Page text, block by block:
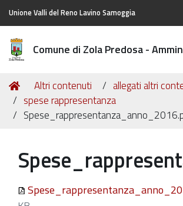
Unione Valli del Reno Lavino Samoggia
Comune di Zola Predosa -
Tu
sei
qui:
Home
Altri contenuti
allegati altri
spese rappresentanza